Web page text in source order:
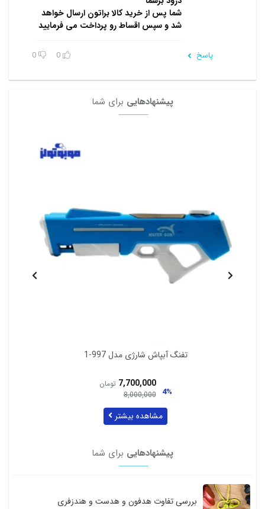
شما پس از خرید کالا براتون ارسال خواهد
شد و سپس اقساط رو پرداخت می فرمایید
پاسخ 0
0
پیشنهادهایی برای شما
تفنگ آبپاش شارژی مدل 997-1
4%
7,700,000 تومان
8,000,000
مشاهده بیشتر
پیشنهادهایی برای شما
بررسی تفاوت هدفون و هدست و هندزفری